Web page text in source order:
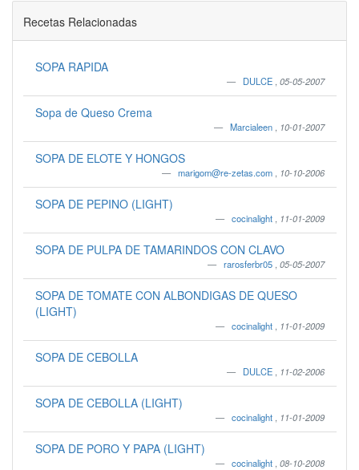
Recetas Relacionadas
SOPA RAPIDA
DULCE 05-05-2007
Sopa de Queso Crema
Marcialeen 10-01-2007
SOPA DE ELOTE Y HONGOS
marigom@re-zetas.com 10-10-2006
SOPA DE PEPINO (LIGHT)
cocinalight 11-01-2009
SOPA DE PULPA DE TAMARINDOS CON CLAVO
rarosferbr05 05-05-2007
SOPA DE TOMATE CON ALBONDIGAS DE QUESO
(LIGHT)
cocinalight 11-01-2009
SOPA DE CEBOLLA
DULCE 11-02-2006
SOPA DE CEBOLLA (LIGHT)
cocinalight 11-01-2009
SOPA DE PORO Y PAPA (LIGHT)
cocinalight 08-10-2008